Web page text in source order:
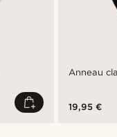
Anneau
19,95 €